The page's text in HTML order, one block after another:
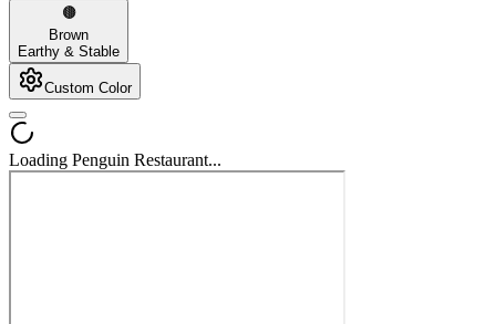
🟤
Brown
Earthy & Stable
Custom Color
Loading Penguin Restaurant...